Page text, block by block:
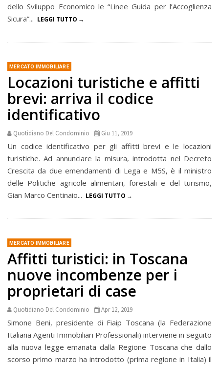
dello Sviluppo Economico le “Linee Guida per l’Accoglienza
Sicura”... LEGGI TUTTO
MERCATO IMMOBILIARE
Locazioni turistiche e affitti
brevi: arriva il codice
identificativo
Quotidiano Del Condominio Giu 11, 2019
Un codice identificativo per gli affitti brevi e le locazioni
turistiche. Ad annunciare la misura, introdotta nel Decreto
Crescita da due emendamenti di Lega e M5S, è il ministro
delle Politiche agricole alimentari, forestali e del turismo,
Gian Marco Centinaio... LEGGI TUTTO
MERCATO IMMOBILIARE
Affitti turistici: in Toscana
nuove incombenze per i
proprietari di case
Quotidiano Del Condominio Apr 12, 2019
Simone Beni, presidente di Fiaip Toscana (la Federazione
Italiana Agenti Immobiliari Professionali) interviene in seguito
alla nuova legge emanata dalla Regione Toscana che dallo
scorso primo marzo ha introdotto (prima regione in Italia) il